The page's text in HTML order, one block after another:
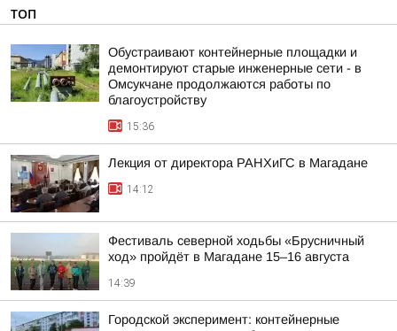
ТОП
Обустраивают контейнерные площадки и
демонтируют старые инженерные сети - в
Омсукчане продолжаются работы по
благоустройству
15:36
Лекция от директора РАНХиГС в Магадане
14:12
Фестиваль северной ходьбы «Брусничный
ход» пройдёт в Магадане 15–16 августа
14:39
Городской эксперимент: контейнерные